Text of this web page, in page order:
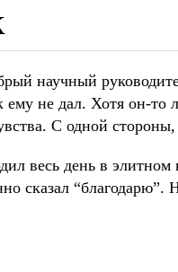
научный
не дал. Хотя он-то
С одной
весь день в
сказал “благодарю”.